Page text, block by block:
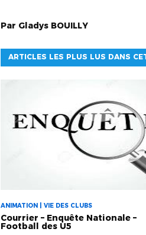
Par Gladys BOUILLY
ARTICLES LES PLUS LUS DANS
ANIMATION | VIE DES CLUBS
Courrier – Enquête Nationale –
Football des U5